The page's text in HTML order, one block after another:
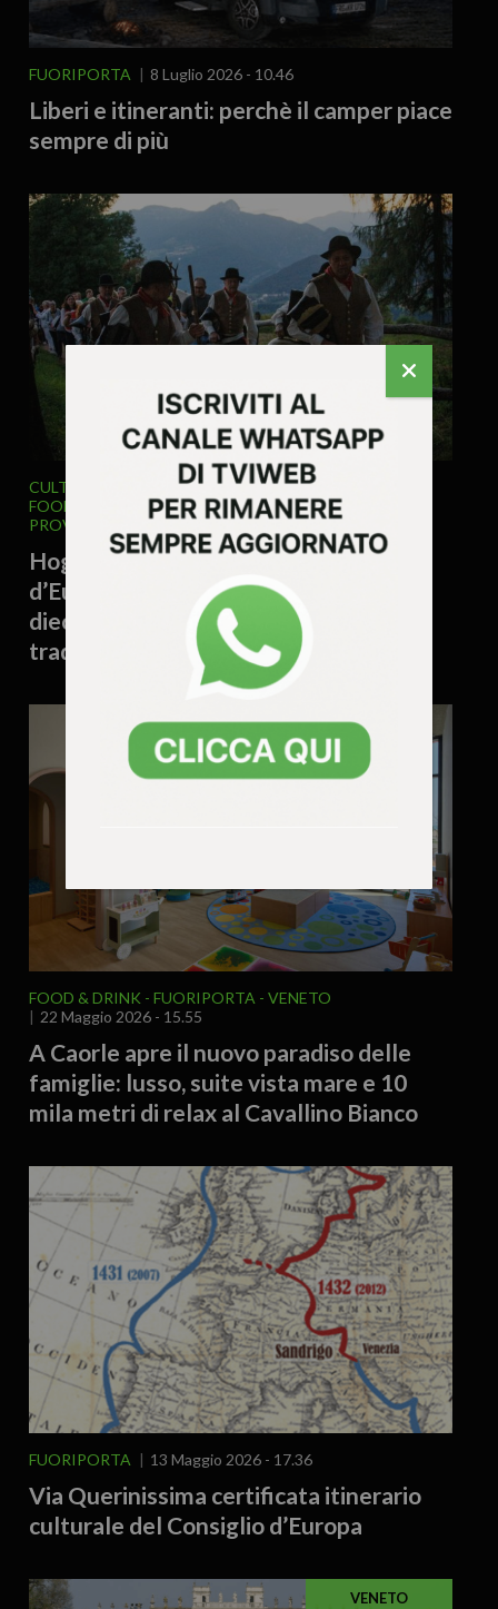
FUORIPORTA 8 Luglio 2026 - 10.46
Liberi e itineranti: perchè il camper piace
sempre di più
CULTURA ARTE CURIOSITÀ - LIFESTYLE
FOOD & DRINK
FUORIPORTA VENETO
PROVINCIA
25 Giugno 2026 - 11.20
Hoga Zait 2026, le comunità cimbre
d’Europa si ritrovano sull’Altopiano:
dieci giorni di cultura, memoria e
tradizioni
FOOD & DRINK FUORIPORTA
VENETO
22 Maggio 2026 - 15.55
A Caorle apre il nuovo paradiso delle
famiglie: lusso, suite vista mare e 10
mila metri di relax al Cavallino Bianco
FUORIPORTA 13 Maggio 2026 - 17.36
Via Querinissima certificata itinerario
culturale del Consiglio d’Europa
VENETO